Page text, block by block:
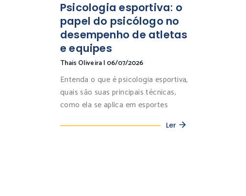
Psicologia esportiva: o
papel do psicólogo no
desempenho de atletas
e equipes
Thais Oliveira| 06/07/2026
Entenda o que é psicologia esportiva,
quais são suas principais técnicas,
como ela se aplica em esportes
Ler